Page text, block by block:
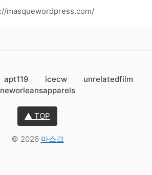
masquewordpress.com/
apt119 icecw
unrelatedfilm
neworleansapparels
▲ TOP
© 2026 마스크